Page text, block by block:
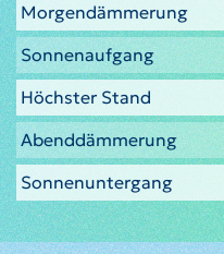
Morgendämmerung
Sonnenaufgang
Höchster Stand
Abenddämmerung
Sonnenuntergang